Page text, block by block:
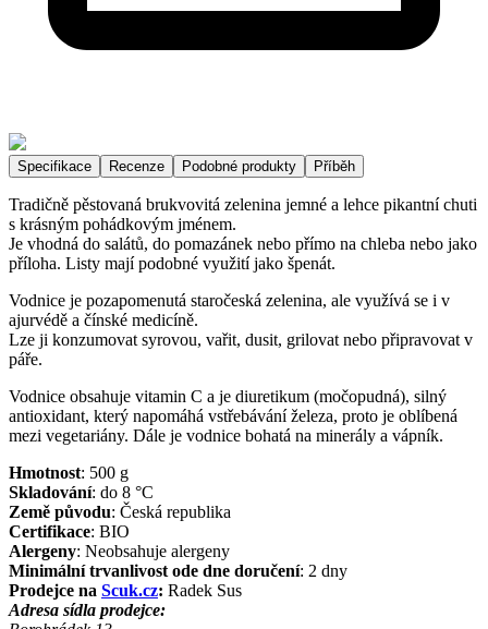
Specifikace Recenze Podobné produkty Příběh
Tradičně pěstovaná brukvovitá zelenina jemné a lehce pikantní chuti
s krásným pohádkovým jménem.
Je vhodná do salátů, do pomazánek nebo přímo na chleba nebo jako
příloha. Listy mají podobné využití jako špenát.
Vodnice je pozapomenutá staročeská zelenina, ale využívá se i v
ajurvédě a čínské medicíně.
Lze ji konzumovat syrovou, vařit, dusit, grilovat nebo připravovat v
páře.
Vodnice obsahuje vitamin C a je diuretikum (močopudná), silný
antioxidant, který napomáhá vstřebávání železa, proto je oblíbená
mezi vegetariány. Dále je vodnice bohatá na minerály a vápník.
Hmotnost: 500 g
Skladování: do 8 °C
Země původu: Česká republika
Certifikace: BIO
Alergeny: Neobsahuje alergeny
Minimální trvanlivost ode dne doručení: 2 dny
Prodejce na Scuk.cz: Radek Sus
Adresa sídla prodejce: